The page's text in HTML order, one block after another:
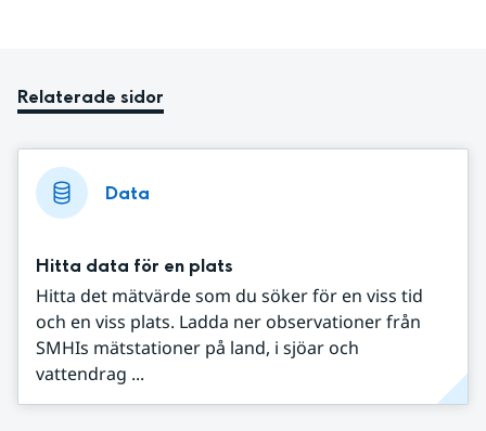
Relaterade sidor
Data
Hitta data för en plats
Hitta det mätvärde som du söker för en viss tid
och en viss plats. Ladda ner observationer från
SMHIs mätstationer på land, i sjöar och
vattendrag ...